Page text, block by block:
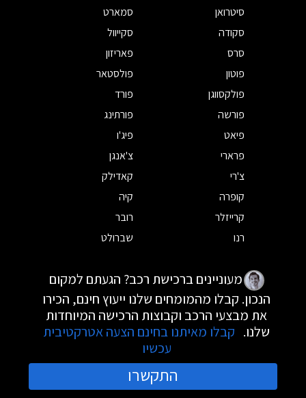
סיטרואן
סמארט
סקודה
סקייוול
סרס
פאריזון
פוטון
פולסטאר
פולקסווגן
פורד
פורשה
פורתינג
פיאט
פיג'ו
פרארי
צ'אנגן
צ'רי
קאדילק
קופרה
קיה
קרייזלר
רובר
רנו
שברולט
מעוניינים ברכישת רכב? הגעתם למקום
הנכון. קבלו מהמומחים שלנו ייעוץ חינם, הכירו
את מבצעי הרכב וקבוצות הרכישה המיוחדות
שלנו. קבלו מאיתנו בחינם הצעה אטרקטיבית
עכשיו
התקשרו